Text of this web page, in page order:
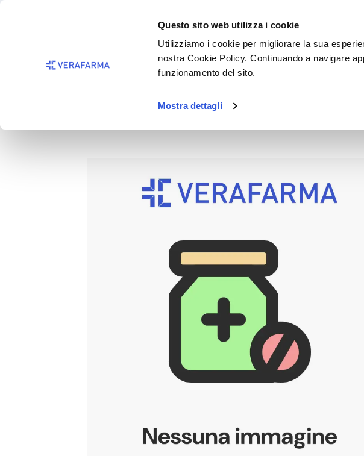
Questo sito web utilizza i cookie
Utilizziamo i cookie per migliorare la sua
nostra Cookie Policy. Continuando a navigare
funzionamento del sito.
Mostra dettagli
Passa alla navigazione principale
BABYLINO SENS DIAPERS ECON 2